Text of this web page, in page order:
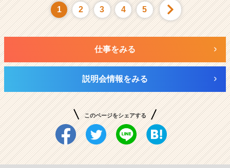
1 2 3 4 5
仕事をみる
説明会情報をみる
このページをシェアする